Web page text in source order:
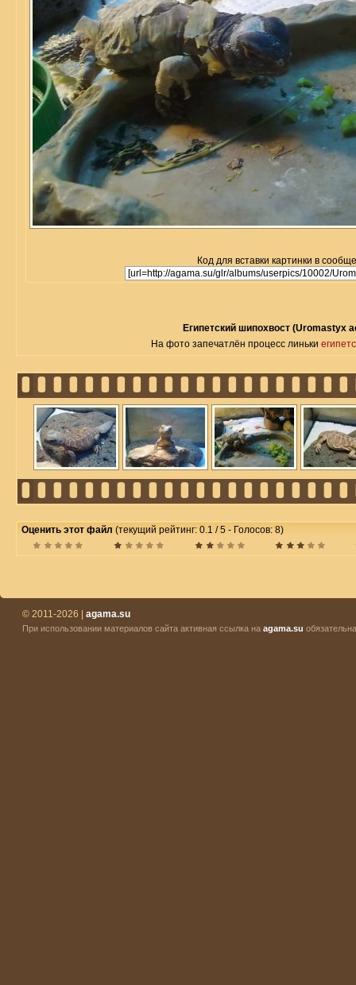
Код для вставки картинки в
Египетский шипохвост (Uromastyx
На фото запечатлён процесс линьки
Оценить этот файл (текущий рейтинг: 0.1 / 5 - Голосов: 8)
© 2011-2026 | agama.su
При использовании материалов сайта активная ссылка на agama.su